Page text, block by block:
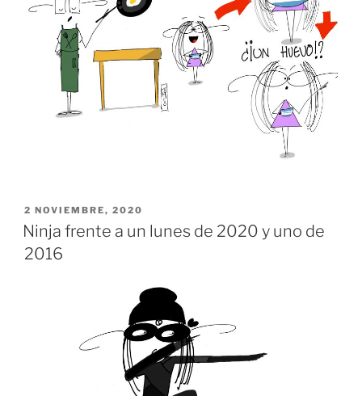
PUBLICADO
EL
2 NOVIEMBRE, 2020
Ninja frente a un lunes de 2020 y uno de
2016